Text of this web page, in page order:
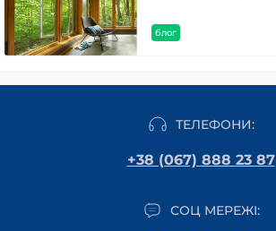
блог
ТЕЛЕФОНИ:
+38 (067) 888 23 87
СОЦ МЕРЕЖІ: